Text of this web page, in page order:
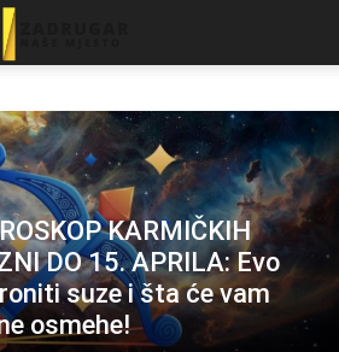
KARMIČKIH
DO 15. APRILA: Evo
suze i šta će vam
osmehe!